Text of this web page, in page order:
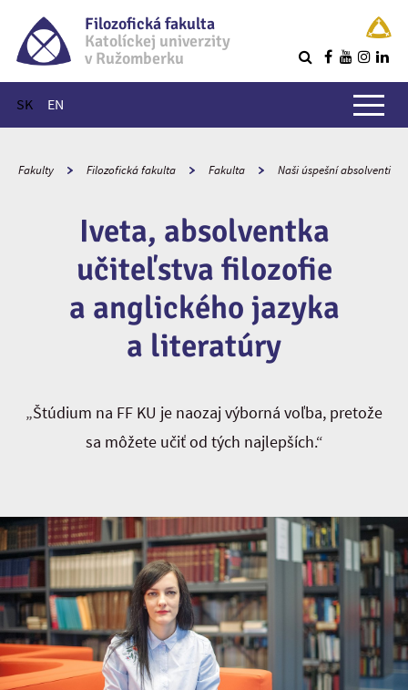
Filozofická fakulta
Katolíckej univerzity
v Ružomberku
SK EN
Hlavné menu
Fakulty Filozofická fakulta Fakulta Naši úspešní absolventi
Iveta, absolventka
učiteľstva filozofie
a anglického jazyka
a literatúry
„Štúdium na FF KU je naozaj výborná voľba, pretože
sa môžete učiť od tých najlepších.“